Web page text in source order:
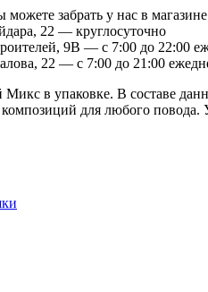
можете забрать у нас в
22 — круглосуточно
9В — с 7:00 до 22:00
22 — с 7:00 до 21:00
в упаковке. В составе
для любого